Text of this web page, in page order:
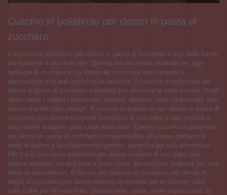
Cuscino in polistirolo per decori in pasta di
zucchero
Il cuscino in polistirolo per decori in pasta di zucchero è una delle forme
più richieste e più ricercate. Questo decoro infatti, è ideale per ogni
tipologia di ricorrenza. La forma del cuscino è una simpatica
decorazione che può arricchire la tua torta. Il cuscino in polistirolo per
decori in pasta di zucchero è perfetto per decorare le torte a tema. Negli
ultimi tempi i maestri pasticcieri adorano dilettarsi nella tradizionale arte
americana del cake design. Il cuscino in polistirolo per decori in pasta di
zucchero può essere ricoperta con pasta di zucchero o altri impasti e
può essere adagiato sulla cima della torta. Questo cuscino in polistirolo
per decori in pasta di zucchero è impermeabile all'acqua, pertanto è
privo di batteri e assolutamente igienico, garantita per uso alimentare.
Per cui il cuscino in polistirolo per decori in pasta di zucchero può
essere adagiato su una torta a piani come decorazione originale per una
festa di compleanno. Il decoro del cuscino in polistirolo per decori in
pasta di zucchero può anche essere ornamento per le dummy cake,
vale a dire per le torte finte. Queste torte, usate come esposizione da